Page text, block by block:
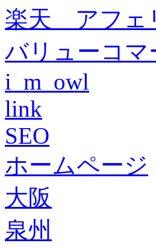
楽天 アフェ
バリューコ
i_m_owl
link
SEO
ホームページ
大阪
泉州